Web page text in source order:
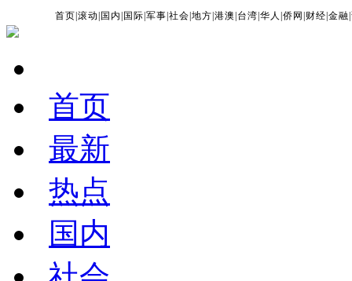
首页 |滚动 国内 国际 |军事 |社会 |地方 |港澳 台湾 |华人 |侨网 财经 |金融 |
首页
最新
热点
国内